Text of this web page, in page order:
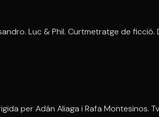
Luc & Phil. Curtmetratge de ficció.
per Adán Aliaga i Rafa